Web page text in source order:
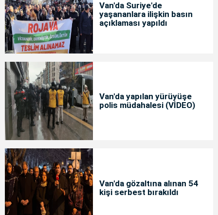
Van'da Suriye'de
yaşananlara ilişkin basın
açıklaması yapıldı
Van'da yapılan yürüyüşe
polis müdahalesi (VİDEO)
Van'da gözaltına alınan 54
kişi serbest bırakıldı